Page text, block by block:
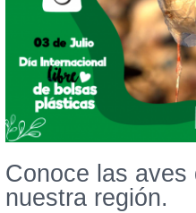
Conoce las aves
nuestra región.